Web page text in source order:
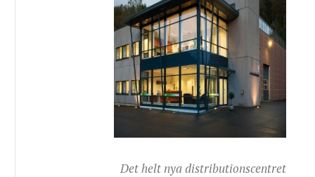
Det helt nya distributionscentret